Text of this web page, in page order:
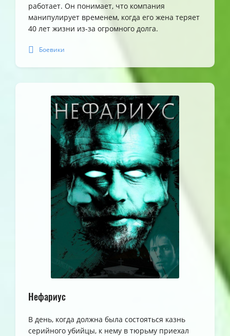
работает. Он понимает, что компания
манипулирует временем, когда его жена теряет
40 лет жизни из-за огромного долга.
Боевики
Нефариус
В день, когда должна была состояться казнь
серийного убийцы, к нему в тюрьму приехал